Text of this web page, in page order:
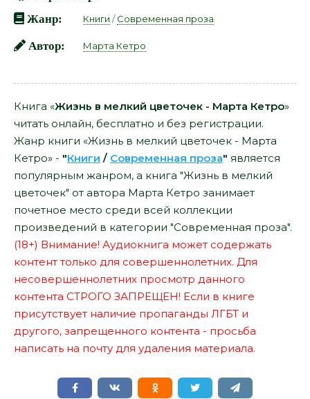
Жанр:
Книги /Современная проза
Автор: Марта Кетро
Книга «Жизнь в мелкий цветочек - Марта Кетро»
читать онлайн, бесплатно и без регистрации.
Жанр книги «Жизнь в мелкий цветочек - Марта
Кетро» - "Книги / Современная проза" является
популярным жанром, а книга "Жизнь в мелкий
цветочек" от автора Марта Кетро занимает
почетное место среди всей коллекции
произведений в категории "Современная проза".
(18+) Внимание! Аудиокнига может содержать
контент только для совершеннолетних. Для
несовершеннолетних просмотр данного
контента СТРОГО ЗАПРЕЩЕН! Если в книге
присутствует наличие пропаганды ЛГБТ и
другого, запрещенного контента - просьба
написать на почту для удаления материала.